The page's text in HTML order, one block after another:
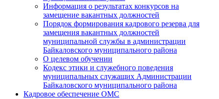
Информация о результатах конкурсов на
замещение вакантных должностей
Порядок формирования кадрового резерва для
замещения вакантных должностей
муниципальной службы в администрации
Байкаловского муниципального района
О целевом обучении
Кодекс этики и служебного поведения
муниципальных служащих Администрации
Байкаловского муниципального района
Кадровое обеспечение ОМС